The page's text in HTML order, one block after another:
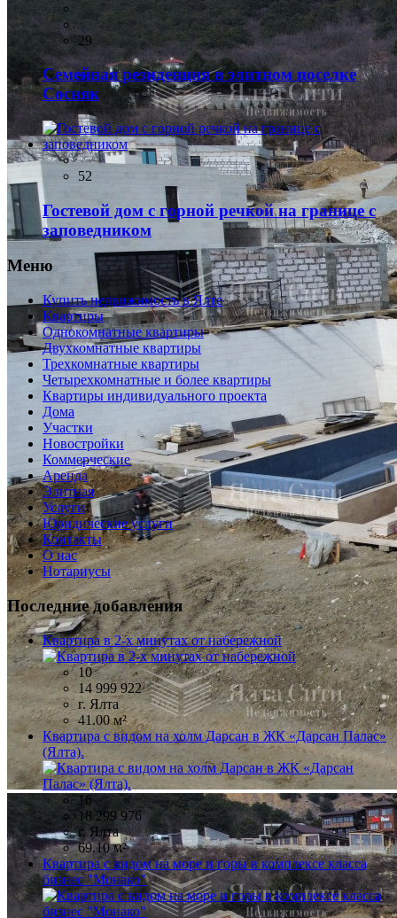
29
Семейная резиденция в элитном поселке
Сосняк
52
Гостевой дом с горной речкой на границе с
заповедником
Меню
Купить недвижимость в Ялте
Квартиры
Однокомнатные квартиры
Двухкомнатные квартиры
Трехкомнатные квартиры
Четырехкомнатные и более квартиры
Квартиры индивидуального проекта
Дома
Участки
Новостройки
Коммерческие
Аренда
Элитная
Услуги
Юридические услуги
Контакты
О нас
Нотариусы
Последние добавления
Квартира в 2-х минутах от набережной
10
14 999 922
г. Ялта
41.00 м²
Квартира с видом на холм Дарсан в ЖК «Дарсан Палас»
(Ялта).
16
18 299 976
г. Ялта
69.10 м²
Квартира с видом на море и горы в комплексе класса
бизнес "Монако"